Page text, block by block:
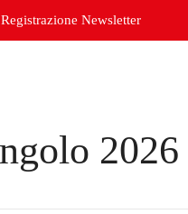
Registrazione Newsletter
2026